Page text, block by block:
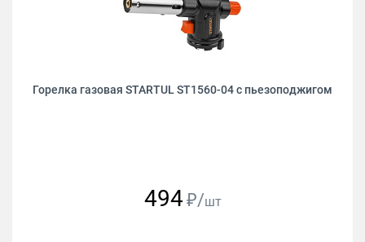
Горелка газовая STARTUL ST1560-04 с пьезоподжигом
494₽/шт